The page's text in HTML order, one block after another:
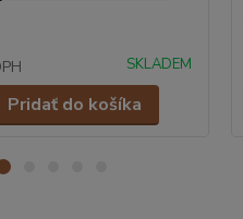
SKLADEM
Pridať do košíka